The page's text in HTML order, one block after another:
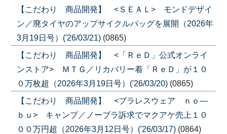
【こだわり 商品開発】 <ＳＥＡＬ> モンドデザイ
ン／廃タイヤのアップサイクルバッグを展開（2026年
3月19日号）('26/03/21) (0865)
【こだわり 商品開発】 <「ＲｅＤ」公式オンライ
ンストア> ＭＴＧ／リカバリー着「ＲｅＤ」が１０
０万枚超（2026年3月19日号）('26/03/20) (0865)
【こだわり 商品開発】 <ブラレスウェア ｎｏ―
ｂｕ> キャンプ／ノーブラ訴求でマクアケ売上１０
００万円超（2026年3月12日号）('26/03/17) (0864)